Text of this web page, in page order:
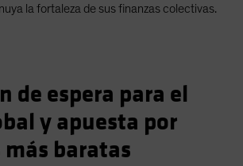
la fortaleza de sus finanzas colectivas.
de espera para el
y apuesta por
más baratas